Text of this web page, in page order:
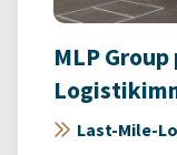
MLP
Last-Mile-